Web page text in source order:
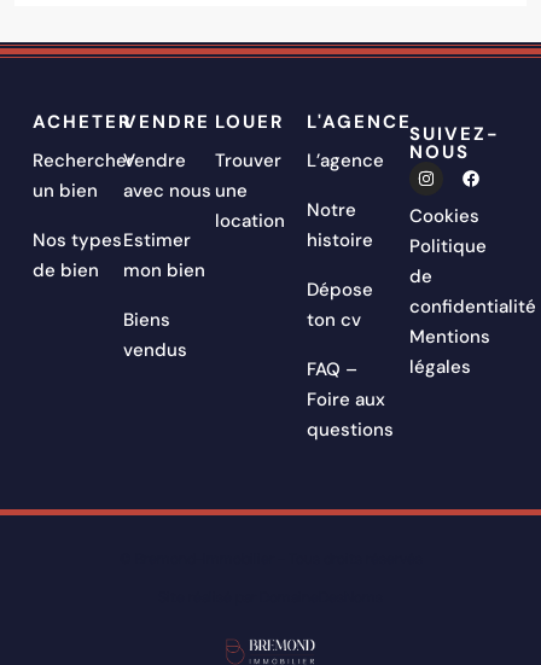
ACHETER
Rechercher
un bien
Nos types
de bien
VENDRE
Vendre
avec nous
Estimer
mon bien
Biens
vendus
LOUER
Trouver
une
location
L'AGENCE
L’agence
Notre
histoire
Dépose
ton cv
FAQ –
Foire aux
questions
SUIVEZ-
NOUS
Cookies
Politique
de
confidentialité
Mentions
légales